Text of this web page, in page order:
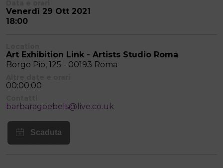
Venerdì 29 Ott 2021
18:00
Art Exhibition Link - Artists Studio Roma
Borgo Pio, 125 - 00193 Roma
00:00:00
barbaragoebels@live.co.uk